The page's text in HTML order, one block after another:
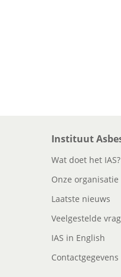
Instituut
Wat doet het IAS?
Onze organisatie
Laatste nieuws
Veelgestelde
IAS in English
Contactgegevens